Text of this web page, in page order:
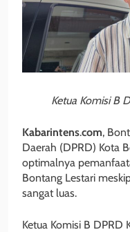
Ketua Komisi B
Kabarintens.com,
Daerah (DPRD) Kota
optimalnya
Bontang Lestari
sangat luas.
Ketua Komisi B DPRD